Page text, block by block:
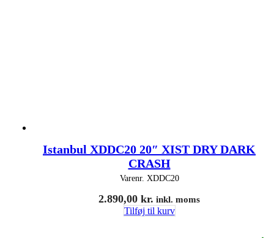
Istanbul XDDC20 20″ XIST DRY DARK
CRASH
Varenr. XDDC20
2.890,00 kr. inkl. moms
Tilføj til kurv